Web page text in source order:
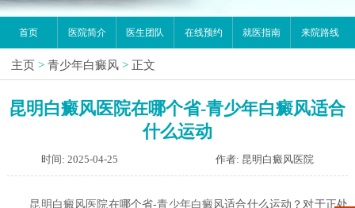
首页 医院简介 医生团队 在线预约 就医指南 来院路线
主页 > 青少年白癜风 > 正文
昆明白癜风医院在哪个省-青少年白癜风适合
什么运动
时间: 2025-04-25 作者: 昆明白癜风医院
昆明白癜风医院在哪个省-青少年白癜风适合什么运动？对于正处